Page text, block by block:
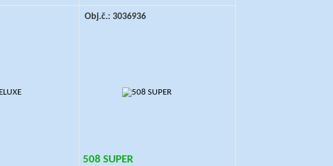
Obj.č.: 3036936
508 SUPER